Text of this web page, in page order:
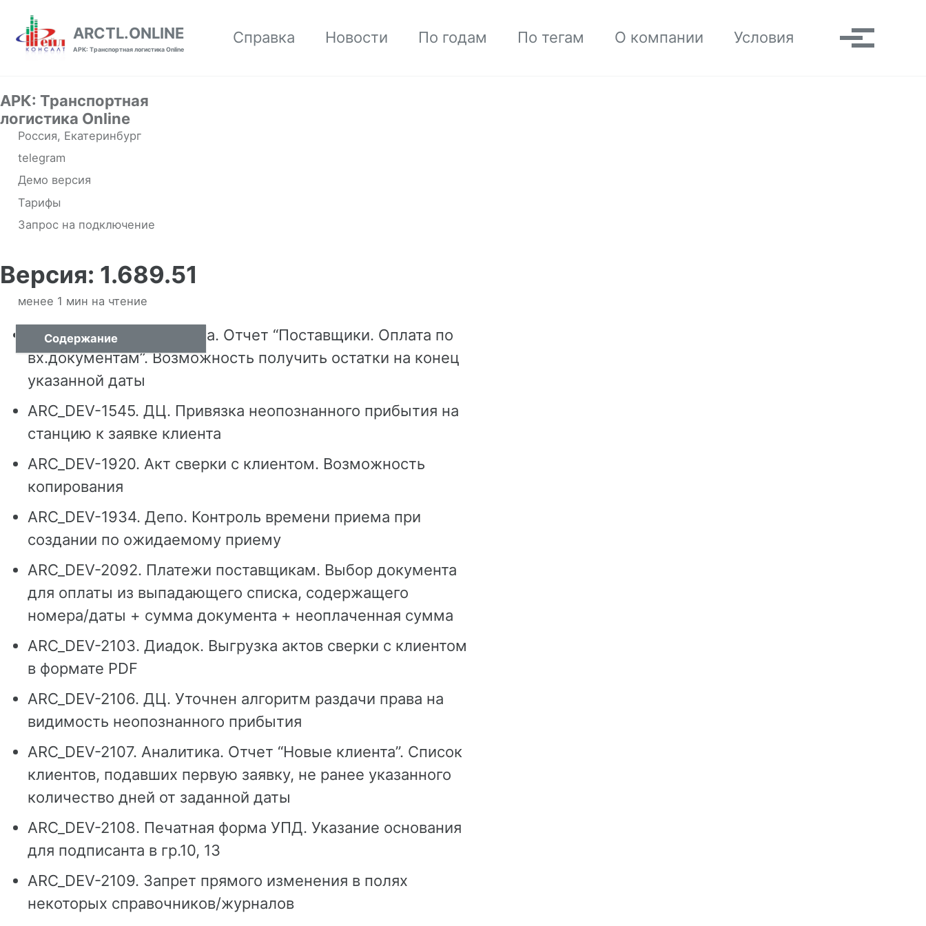
ARCTL.ONLINE
АРК: Транспортная логистика Online
Справка Новости По годам По тегам О компании Условия Toggle search
АРК: Транспортная
логистика Online
Россия, Екатеринбург
telegram
Демо версия
Тарифы
Запрос на подключение
Версия: 1.689.51
менее 1 мин на чтение
Содержание
ARC_DEV-239. Аналитика. Отчет “Поставщики. Оплата по
вх.документам”. Возможность получить остатки на конец
указанной даты
ARC_DEV-1545. ДЦ. Привязка неопознанного прибытия на
станцию к заявке клиента
ARC_DEV-1920. Акт сверки с клиентом. Возможность
копирования
ARC_DEV-1934. Депо. Контроль времени приема при
создании по ожидаемому приему
ARC_DEV-2092. Платежи поставщикам. Выбор документа
для оплаты из выпадающего списка, содержащего
номера/даты + сумма документа + неоплаченная сумма
ARC_DEV-2103. Диадок. Выгрузка актов сверки с клиентом
в формате PDF
ARC_DEV-2106. ДЦ. Уточнен алгоритм раздачи права на
видимость неопознанного прибытия
ARC_DEV-2107. Аналитика. Отчет “Новые клиента”. Список
клиентов, подавших первую заявку, не ранее указанного
количество дней от заданной даты
ARC_DEV-2108. Печатная форма УПД. Указание основания
для подписанта в гр.10, 13
ARC_DEV-2109. Запрет прямого изменения в полях
некоторых справочников/журналов